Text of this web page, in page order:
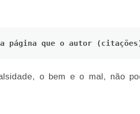
página que o autor
o bem e o mal, não